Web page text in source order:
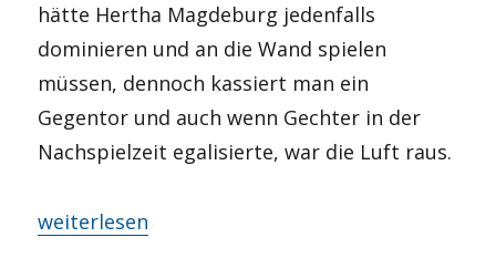
hätte Hertha Magdeburg jedenfalls
dominieren und an die Wand spielen
müssen, dennoch kassiert man ein
Gegentor und auch wenn Gechter in der
Nachspielzeit egalisierte, war die Luft raus.
„La Paloma, ohé!“
weiterlesen